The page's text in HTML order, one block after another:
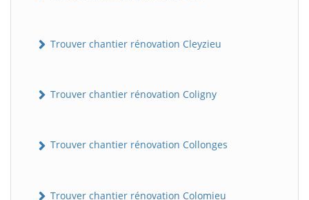
Trouver chantier rénovation Cleyzieu
Trouver chantier rénovation Coligny
Trouver chantier rénovation Collonges
Trouver chantier rénovation Colomieu